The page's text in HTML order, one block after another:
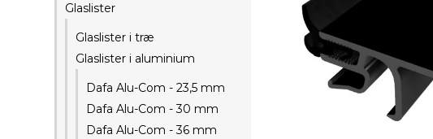
Glaslister
Glaslister i træ
Glaslister i aluminium
Dafa Alu-Com - 23,5 mm
Dafa Alu-Com - 30 mm
Dafa Alu-Com - 36 mm